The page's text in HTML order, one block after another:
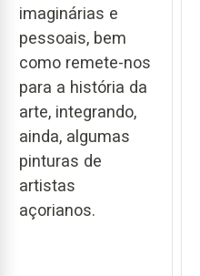
imaginárias e
pessoais, bem
como remete-nos
para a história da
arte, integrando,
ainda, algumas
pinturas de
artistas
açorianos.